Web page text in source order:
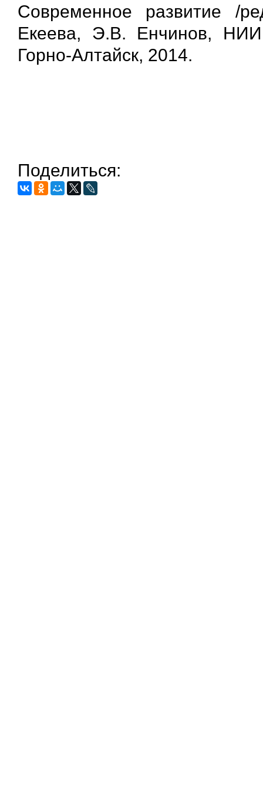
Современное развитие /
Екеева, Э.В. Енчинов,
Горно-Алтайск, 2014.
Поделиться: